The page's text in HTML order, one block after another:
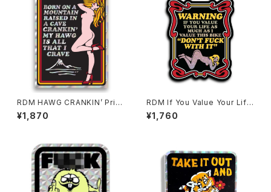
RDM HAWG CRANKIN’ Pris
m Sticker, 3.5"
¥1,870
RDM If You Value Your Life
Glitter
¥1,760